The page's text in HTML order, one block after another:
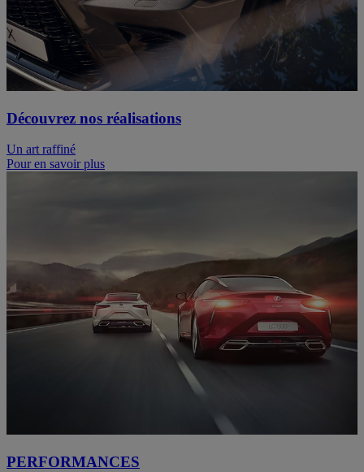
Découvrez nos réalisations
Un art raffiné
Pour en savoir plus
PERFORMANCES